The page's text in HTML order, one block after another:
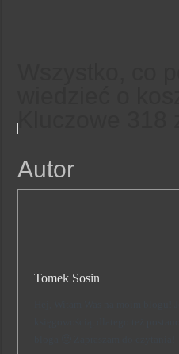
Kluczowe 318 zł
Autor
Tomek Sosin